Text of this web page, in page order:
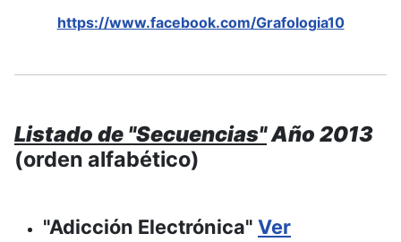
https://www.facebook.com/Grafologia10
Listado de "Secuencias"Año 2013
(orden alfabético)
"Adicción Electrónica" Ver